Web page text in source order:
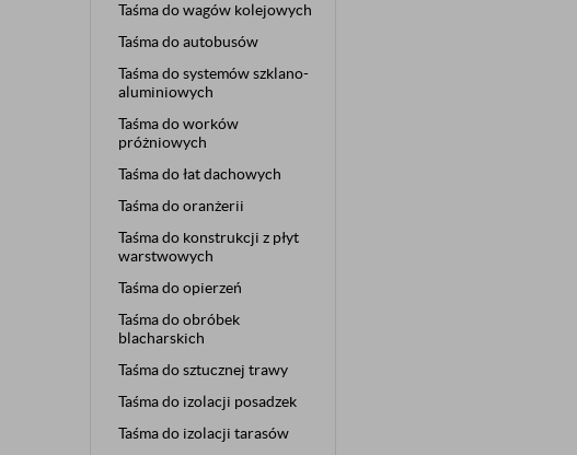
Taśma do wagów kolejowych
Taśma do autobusów
Taśma do systemów szklano-
aluminiowych
Taśma do worków
próżniowych
Taśma do łat dachowych
Taśma do oranżerii
Taśma do konstrukcji z płyt
warstwowych
Taśma do opierzeń
Taśma do obróbek
blacharskich
Taśma do sztucznej trawy
Taśma do izolacji posadzek
Taśma do izolacji tarasów